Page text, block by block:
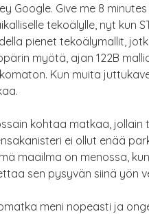
Google. Give me 8
tekoälylle, nyt kun
pienet tekoälymallit,
myötä, ajan 122B
Kun muita
kohtaa matkaa, jollain
ei ollut enää
maailma on menossa,
sen pysyvän siinä yön
meni nopeasti ja